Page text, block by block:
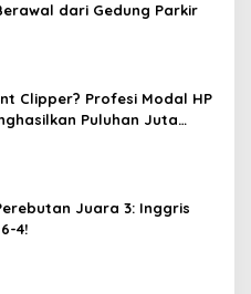
dari Gedung Parkir
Clipper? Profesi Modal HP
Puluhan Juta
Juara 3: Inggris
4!